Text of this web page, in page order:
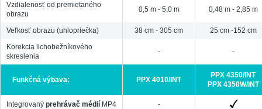
Vzdialenosť od premietaného
obrazu
0,5 m - 5,0 m 0,48 m - 2,85 m
Veľkosť obrazu (uhlopriečka) 38 cm - 305 cm
25 cm -152 cm
Korekcia lichobežníkového
skreslenia
- -
Funkčná výbava: PPX 4010/INT
PPX 4350/INT
PPX 4350W/INT
Integrovaný prehrávač médií MP4 -